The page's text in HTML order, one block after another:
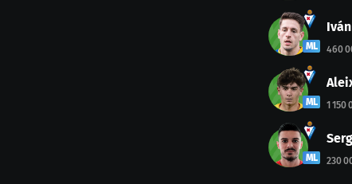
ML 460
ML 1 150
ML 230